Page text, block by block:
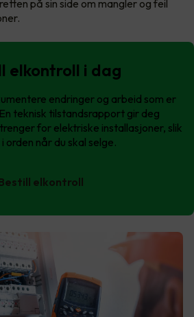
på sin side om mangler og feil
elkontroll i dag
endringer og arbeid som er
teknisk tilstandsrapport gir deg
for elektriske installasjoner, slik
orden når du skal selge.
elkontroll